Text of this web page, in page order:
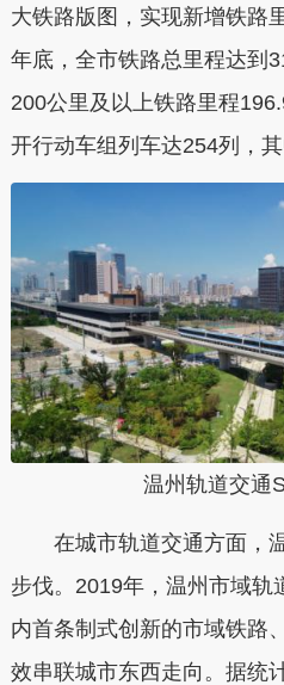
大铁路版图，实现新增铁路
年底，全市铁路总里程达到
200公里及以上铁路里程
开行动车组列车达254列，其
温州轨道交通
在城市轨道交通方面，温
步伐。2019年，温州市域轨
内首条制式创新的市域铁路
效串联城市东西走向。据统